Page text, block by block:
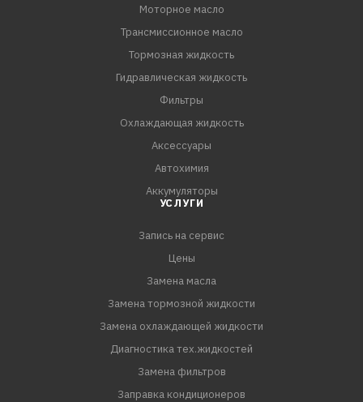
Моторное масло
Трансмиссионное масло
Тормозная жидкость
Гидравлическая жидкость
Фильтры
Охлаждающая жидкость
Аксессуары
Автохимия
Аккумуляторы
УСЛУГИ
Запись на сервис
Цены
Замена масла
Замена тормозной жидкости
Замена охлаждающей жидкости
Диагностика тех.жидкостей
Замена фильтров
Заправка кондиционеров